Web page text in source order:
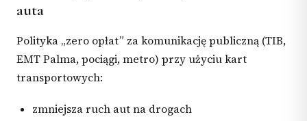
auta
Polityka „zero opłat” za komunikację publiczną (TIB,
EMT Palma, pociągi, metro) przy użyciu kart
transportowych:
zmniejsza ruch aut na drogach